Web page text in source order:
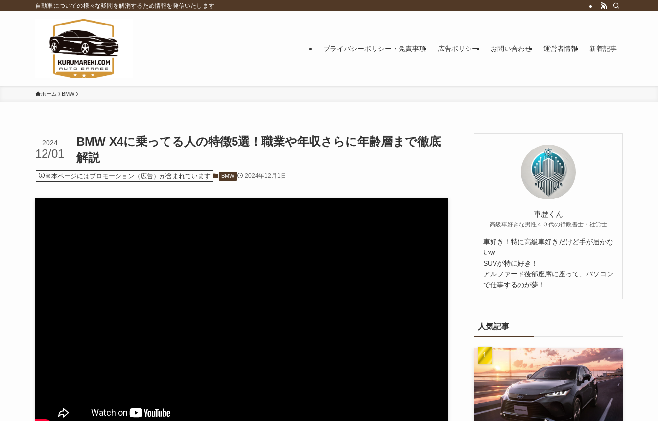
自動車についての様々な疑問を解消するため情報を発信いたします
プライバシーポリシー・免責事項 広告ポリシー お問い合わせ 運営者情報 新着記事
ホーム BMW
BMW X4に乗ってる人の特徴5選！職業や年収さらに年齢層まで徹底
解説
2024
12/01
※本ページにはプロモーション（広告）が含まれています BMW 2024年12月1日
車歴くん
高級車好きな男性４０代の行政書士・社労士
車好き！特に高級車好きだけど手が届かな
いw
SUVが特に好き！
アルファード後部座席に座って、パソコン
で仕事するのが夢！
人気記事